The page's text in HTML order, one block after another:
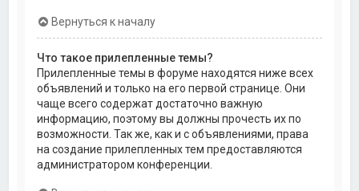
Вернуться к началу
Что такое прилепленные темы?
Прилепленные темы в форуме находятся ниже всех
объявлений и только на его первой странице. Они
чаще всего содержат достаточно важную
информацию, поэтому вы должны прочесть их по
возможности. Так же, как и с объявлениями, права
на создание прилепленных тем предоставляются
администратором конференции.